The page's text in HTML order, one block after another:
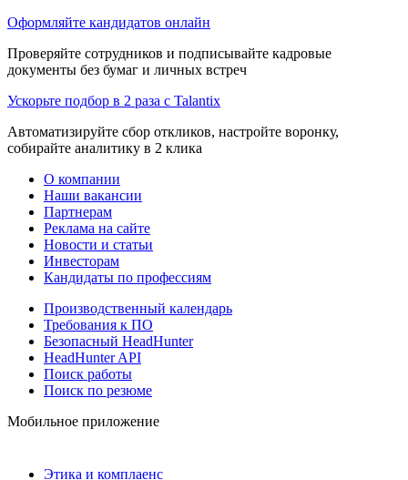
Оформляйте кандидатов онлайн
Проверяйте сотрудников и подписывайте кадровые
документы без бумаг и личных встреч
Ускорьте подбор в 2 раза с Talantix
Автоматизируйте сбор откликов, настройте воронку,
собирайте аналитику в 2 клика
О компании
Наши вакансии
Партнерам
Реклама на сайте
Новости и статьи
Инвесторам
Кандидаты по профессиям
Производственный календарь
Требования к ПО
Безопасный HeadHunter
HeadHunter API
Поиск работы
Поиск по резюме
Мобильное приложение
Этика и комплаенс